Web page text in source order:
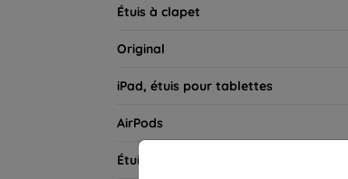
Étuis à clapet
Original
iPad, étuis pour tablettes
AirPods
Étuis de charge